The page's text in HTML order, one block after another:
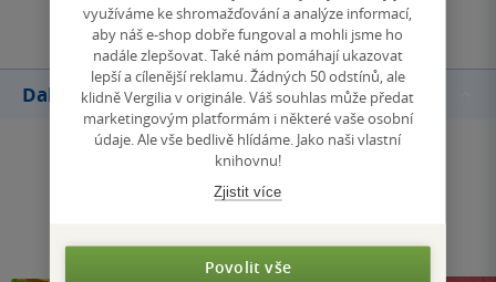
Další knihy autora
využíváme ke shromažďování a analýze informací,
aby náš e-shop dobře fungoval a mohli jsme ho
nadále zlepšovat. Také nám pomáhají ukazovat
lepší a cílenější reklamu. Žádných 50 odstínů, ale
klidně Vergilia v originále. Váš souhlas může předat
marketingovým platformám i některé vaše osobní
údaje. Ale vše bedlivě hlídáme. Jako naši vlastní
knihovnu!
Zjistit více
Povolit vše